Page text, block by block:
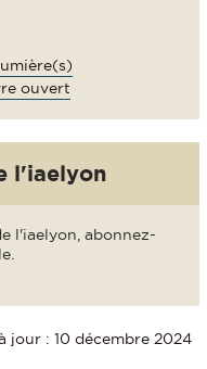
ouvert
l'iaelyon
l'iaelyon, abonnez-
jour : 10 décembre 2024